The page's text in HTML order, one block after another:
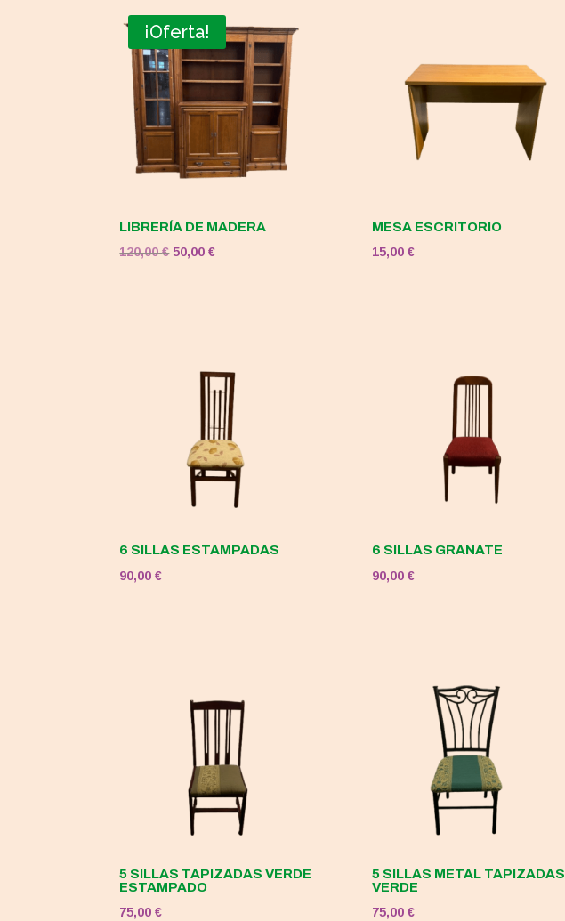
¡Oferta!
LIBRERÍA DE MADERA
120,00€ El
50,00€El
MESA ESCRITORIO
15,00 €
6 SILLAS ESTAMPADAS
90,00€
6 SILLAS GRANATE
90,00 €
5 SILLAS TAPIZADAS VERDE
ESTAMPADO
75,00€
5 SILLAS METAL TAPIZADAS
VERDE
75,00 €